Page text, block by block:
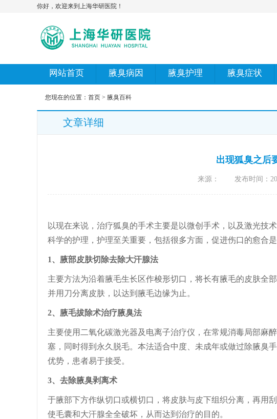
你好，欢迎来到上海华研医院！
网站首页 腋臭病因 腋臭护理 腋臭症状
您现在的位置： 首页 > 腋臭百科
文章详细
出现狐臭之后
来源： 发布时间：
以现在来说，治疗狐臭的手术主要是以微创手术，以及激光技
科学的护理，护理至关重要，包括很多方面，促进伤口的愈合
1、腋部皮肤切除去除大汗腺法
主要方法为沿着腋毛生长区作梭形切口，将长有腋毛的皮肤全
并用刀分离皮肤，以达到腋毛边缘为止。
2、腋毛拔除术治疗腋臭法
主要使用二氧化碳激光器及电离子治疗仪，在常规消毒局部麻
塞，同时得到永久脱毛。本法适合中度、未成年或做过除腋臭
优势，患者易于接受。
3、去除腋臭剥离术
于腋部下方作纵切口或横切口，将皮肤与皮下组织分离，再用
使毛囊和大汗腺全全破坏，从而达到治疗的目的。